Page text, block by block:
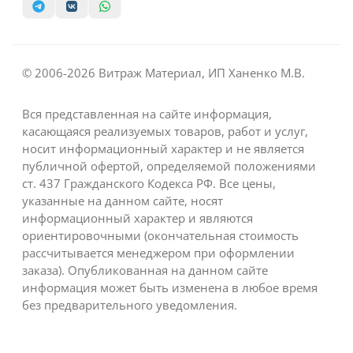
© 2006-2026 Витраж Материал, ИП Ханенко М.В.
Вся представленная на сайте информация,
касающаяся реализуемых товаров, работ и услуг,
носит информационный характер и не является
публичной офертой, определяемой положениями
ст. 437 Гражданского Кодекса РФ. Все цены,
указанные на данном сайте, носят
информационный характер и являются
ориентировочными (окончательная стоимость
рассчитывается менеджером при оформлении
заказа). Опубликованная на данном сайте
информация может быть изменена в любое время
без предварительного уведомления.